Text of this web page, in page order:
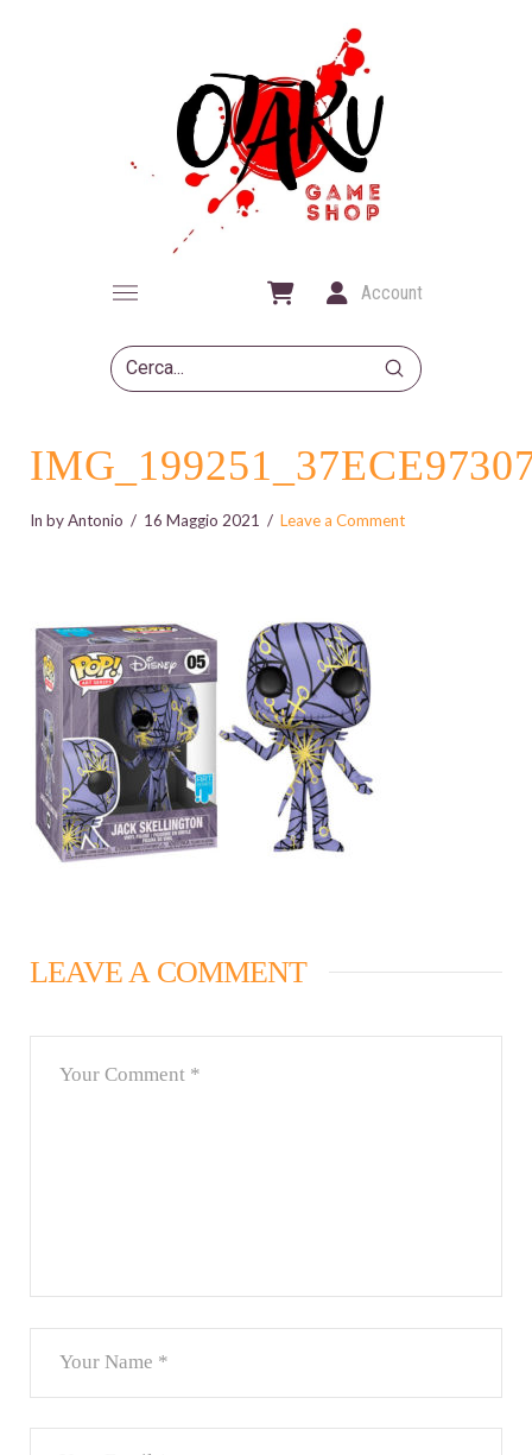
Account
Search
Submit
In by Antonio 16 Maggio 2021 Leave a Comment
LEAVE A COMMENT